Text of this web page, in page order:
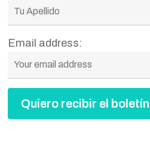
Email address: